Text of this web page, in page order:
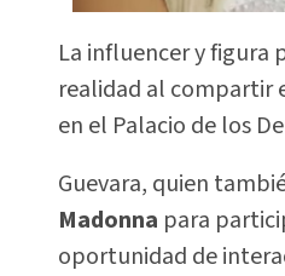
La influencer y figura
realidad al compartir
en el Palacio de los
Guevara, quien
Madonna para
oportunidad de